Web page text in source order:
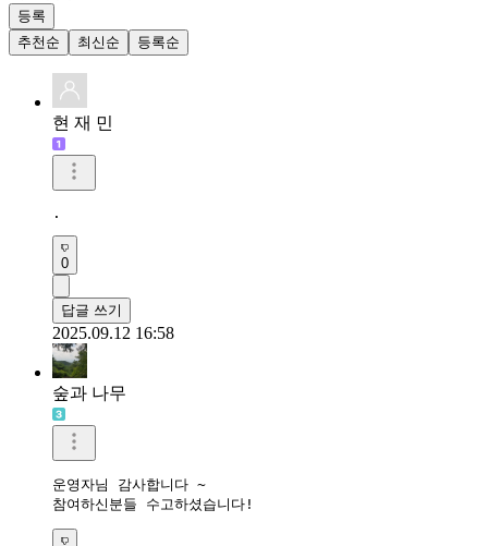
등록
추천순
최신순 등록순
현 재 민
.
0
답글 쓰기
2025.09.12 16:58
숲과 나무
운영자님 감사합니다 ~
참여하신분들 수고하셨습니다!